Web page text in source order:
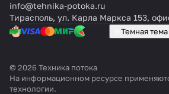
info@tehnika-potoka.ru
Тирасполь, ул. Карла Маркса 153,
Темная тема
© 2026 Техника потока
На информационном ресурсе
технологии.